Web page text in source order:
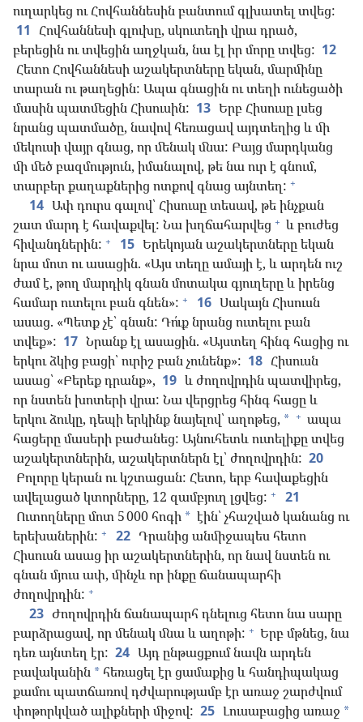
ուղարկեց ու Հովհաննեսին բանտում գլխատել տվեց:
11 Հովհաննեսի գլուխը, սկուտեղի վրա դրած,
բերեցին ու տվեցին աղջկան, նա էլ իր մորը տվեց: 12
Հետո Հովհաննեսի աշակերտները եկան, մարմինը
տարան ու թաղեցին: Ապա գնացին ու տեղի ունեցածի
մասին պատմեցին Հիսուսին: 13 Երբ Հիսուսը լսեց
նրանց պատմածը, նավով հեռացավ այդտեղից և մի
մեկուսի վայր գնաց, որ մենակ մնա: Բայց մարդկանց
մի մեծ բազմություն, իմանալով, թե նա ուր է գնում,
տարբեր քաղաքներից ոտքով գնաց այնտեղ: +
14 Ափ դուրս գալով՝ Հիսուսը տեսավ, թե ինչքան
շատ մարդ է հավաքվել: Նա խղճահարվեց + և բուժեց
հիվանդներին: + 15 Երեկոյան աշակերտները եկան
նրա մոտ ու ասացին. «Այս տեղը ամայի է, և արդեն ուշ
ժամ է, թող մարդիկ գնան մոտակա գյուղերը և իրենց
համար ուտելու բան գնեն»: + 16 Սակայն Հիսուսն
ասաց. «Պետք չէ՝ գնան: Դո՛ւք նրանց ուտելու բան
տվեք»: 17 Նրանք էլ ասացին. «Այստեղ հինգ հացից ու
երկու ձկից բացի՝ ուրիշ բան չունենք»: 18 Հիսուսն
ասաց՝ «Բերեք դրանք», 19 և ժողովրդին պատվիրեց,
որ նստեն խոտերի վրա: Նա վերցրեց հինգ հացը և
երկու ձուկը, դեպի երկինք նայելով՝ աղոթեց, * + ապա
հացերը մասերի բաժանեց: Այնուհետև ուտելիքը տվեց
աշակերտներին, աշակերտներն էլ՝ ժողովրդին: 20
Բոլորը կերան ու կշտացան: Հետո, երբ հավաքեցին
ավելացած կտորները, 12 զամբյուղ լցվեց: +
21
Ուտողները մոտ 5 000 հոգի * էին՝ չհաշված կանանց ու
երեխաներին: + 22 Դրանից անմիջապես հետո
Հիսուսն ասաց իր աշակերտներին, որ նավ նստեն ու
գնան մյուս ափ, մինչև որ ինքը ճանապարհի
ժողովրդին: +
23 Ժողովրդին ճանապարհ դնելուց հետո նա սարը
բարձրացավ, որ մենակ մնա և աղոթի: + Երբ մթնեց, նա
դեռ այնտեղ էր: 24 Այդ ընթացքում նավն արդեն
բավականին * հեռացել էր ցամաքից և հանդիպակաց
քամու պատճառով դժվարությամբ էր առաջ շարժվում
փոթորկված ալիքների միջով: 25 Լուսաբացից առաջ *